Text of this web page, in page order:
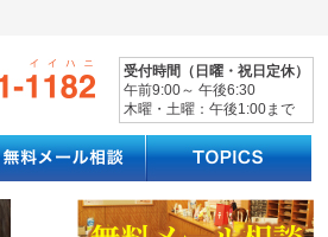
受付時間（日曜・祝日定休）
午前9:00～ 午後6:30
木曜・土曜：午後1:00まで